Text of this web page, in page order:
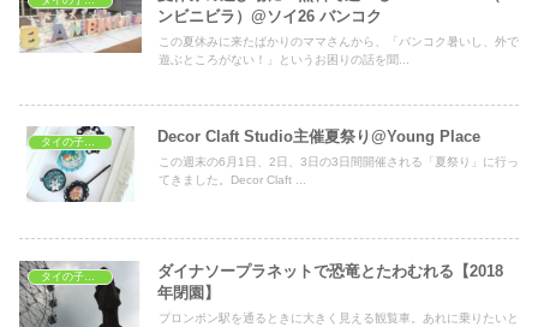
ンビニビラ）@ソイ26 バンコク
この夏休みに来たばかりのママさんから、「バンコク暑いし、外で
遊ぶところがない！」というお困りの話を聞...
タイの子どもの遊び場 Decor Claft Studio主催夏祭り@Young Place
この週末の6月1日、2日、3日の3日間開催される「夏祭り」に行っ
てきました。Decor Claft ...
ダイナソープラネットで恐竜とたわむれる【2018
年閉園】
プロンポン駅を通るときに大きく見える観覧車。あれに乗りたいと